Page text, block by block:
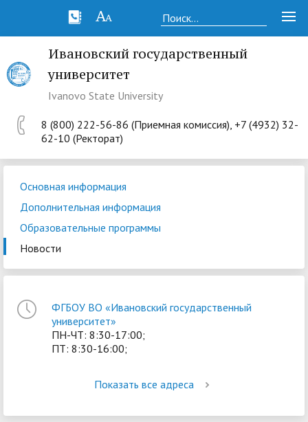
Ивановский государственный
университет
Ivanovo State University
8 (800) 222-56-86 (Приемная комиссия), +7 (4932) 32-
62-10 (Ректорат)
Основная информация
Дополнительная информация
Образовательные программы
Новости
ФГБОУ ВО «Ивановский государственный
университет»
ПН-ЧТ: 8:30-17:00;
ПТ: 8:30-16:00;
Показать все адреса